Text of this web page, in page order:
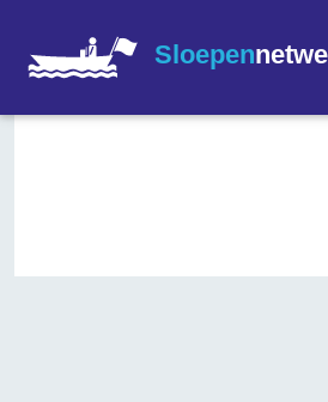
Sloepen